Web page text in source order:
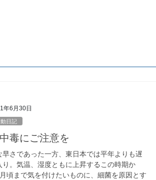
年6月30日
日記
毒にご注意を
さであった一方、東日本では平年よりも遅
。気温、湿度ともに上昇するこの時期か
頃まで気を付けたいものに、細菌を原因とす